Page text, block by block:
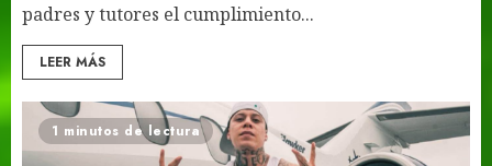
padres y tutores el cumplimiento...
LEER MÁS
1 minutos de lectura